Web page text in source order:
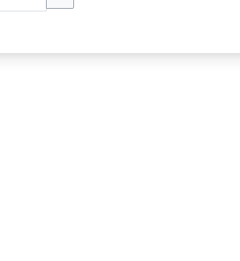
Optionen umschalten